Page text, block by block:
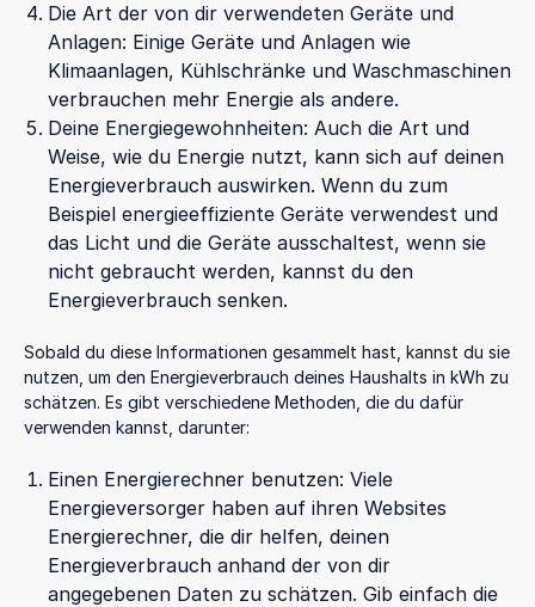
Die Art der von dir verwendeten Geräte und
Anlagen: Einige Geräte und Anlagen wie
Klimaanlagen, Kühlschränke und Waschmaschinen
verbrauchen mehr Energie als andere.
Deine Energiegewohnheiten: Auch die Art und
Weise, wie du Energie nutzt, kann sich auf deinen
Energieverbrauch auswirken. Wenn du zum
Beispiel energieeffiziente Geräte verwendest und
das Licht und die Geräte ausschaltest, wenn sie
nicht gebraucht werden, kannst du den
Energieverbrauch senken.
Sobald du diese Informationen gesammelt hast, kannst du sie
nutzen, um den Energieverbrauch deines Haushalts in kWh zu
schätzen. Es gibt verschiedene Methoden, die du dafür
verwenden kannst, darunter:
Einen Energierechner benutzen: Viele
Energieversorger haben auf ihren Websites
Energierechner, die dir helfen, deinen
Energieverbrauch anhand der von dir
angegebenen Daten zu schätzen. Gib einfach die